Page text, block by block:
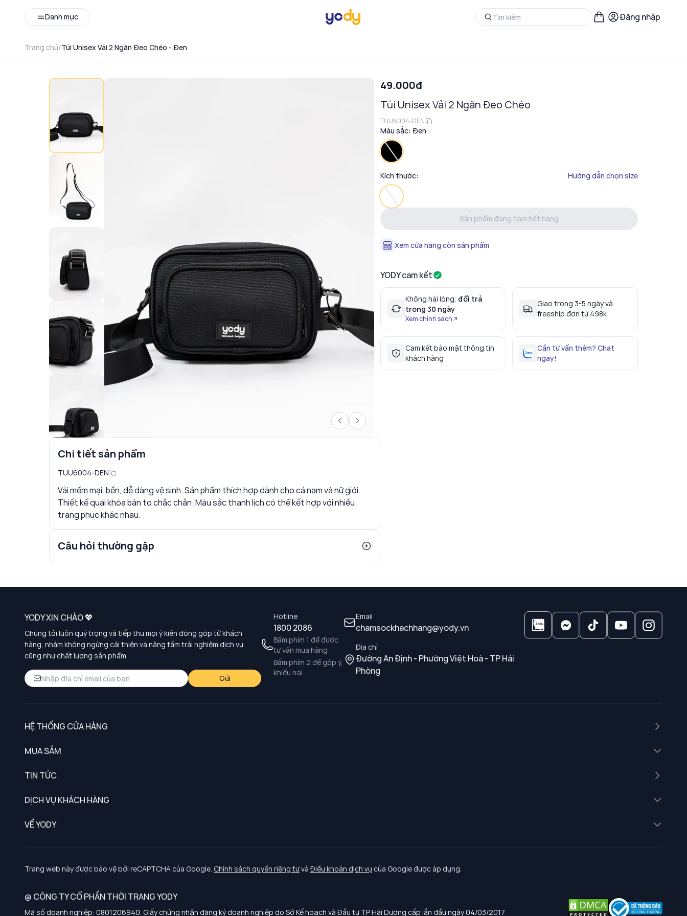
Danh mục Đăng nhập
Trang chủ/Túi Unisex Vải 2 Ngăn Đeo Chéo - Đen
Chi tiết sản phẩm
TUU6004-DEN
Vải mềm mại, bền, dễ dàng vệ sinh. Sản phẩm thích hợp dành cho cả nam và nữ giới.
Thiết kế quai khóa bản to chắc chắn. Màu sắc thanh lịch có thể kết hợp với nhiều
trang phục khác nhau.
Câu hỏi thường gặp
49.000đ
Túi Unisex Vải 2 Ngăn Đeo Chéo
TUU6004-DEN
Màu sắc: Đen
Kích thước: Hướng dẫn chọn size
Sản phẩm đang tạm hết hàng
Xem cửa hàng còn sản phẩm
YODY cam kết
Không hài lòng, đổi trả
trong 30 ngày
Xem chính sách
Giao trong 3-5 ngày và
freeship đơn từ 498k
Cam kết bảo mật thông tin
khách hàng
Cần tư vấn thêm? Chat
ngay!
Hotline
1800 2086
Bấm phím 1 để được
tư vấn mua hàng
Bấm phím 2 để góp ý,
khiếu nại
Email
chamsockhachhang@yody.vn
Địa chỉ
Đường An Định - Phường Việt Hoà - TP Hải
Phòng
YODY XIN CHÀO 💖
Chúng tôi luôn quý trọng và tiếp thu mọi ý kiến đóng góp từ khách
hàng, nhằm không ngừng cải thiện và nâng tầm trải nghiệm dịch vụ
cũng như chất lượng sản phẩm.
Gửi
HỆ THỐNG CỬA HÀNG
MUA SẮM
TIN TỨC
DỊCH VỤ KHÁCH HÀNG
Chính sách khách hàng thân thiết
Chính sách bảo vệ dữ liệu cá nhân
Chính sách thanh toán, giao nhận
Chính sách chất lượng và an toàn sức khoẻ nghề nghiệp
VỀ YODY
Tuyển dụng
Trang web này được bảo vệ bởi reCAPTCHA của Google. Chính sách quyền riêng tưvà Điều khoản dịch vụ của Google được áp dụng.
@ CÔNG TY CỔ PHẦN THỜI TRANG YODY
Mã số doanh nghiệp: 0801206940. Giấy chứng nhận đăng ký doanh nghiệp do Sở Kế hoạch và Đầu tư TP Hải Dương cấp lần đầu ngày 04/03/2017